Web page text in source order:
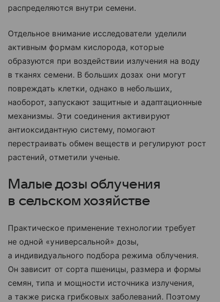
распределяются внутри семени.
Отдельное внимание исследователи уделили
активным формам кислорода, которые
образуются при воздействии излучения на воду
в тканях семени. В больших дозах они могут
повреждать клетки, однако в небольших,
наоборот, запускают защитные и адаптационные
механизмы. Эти соединения активируют
антиоксидантную систему, помогают
перестраивать обмен веществ и регулируют рост
растений, отметили ученые.
Малые дозы облучения
в сельском хозяйстве
Практическое применение технологии требует
не одной «универсальной» дозы,
а индивидуального подбора режима облучения.
Он зависит от сорта пшеницы, размера и формы
семян, типа и мощности источника излучения,
а также риска грибковых заболеваний. Поэтому